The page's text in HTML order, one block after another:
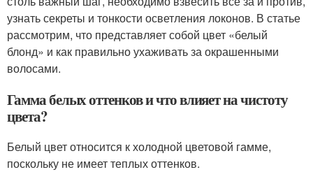
узнать секреты и тонкости осветления локонов. В статье
рассмотрим, что представляет собой цвет «белый
блонд» и как правильно ухаживать за окрашенными
волосами.
Гамма белых оттенков и что влияет на чистоту
цвета?
Белый цвет относится к холодной цветовой гамме,
поскольку не имеет теплых оттенков.